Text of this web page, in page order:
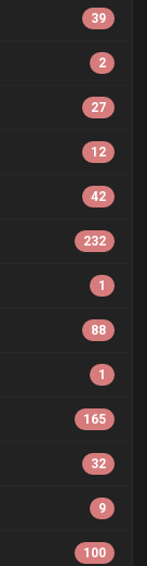
39
2
27
12
42
232
1
88
1
165
32
9
100